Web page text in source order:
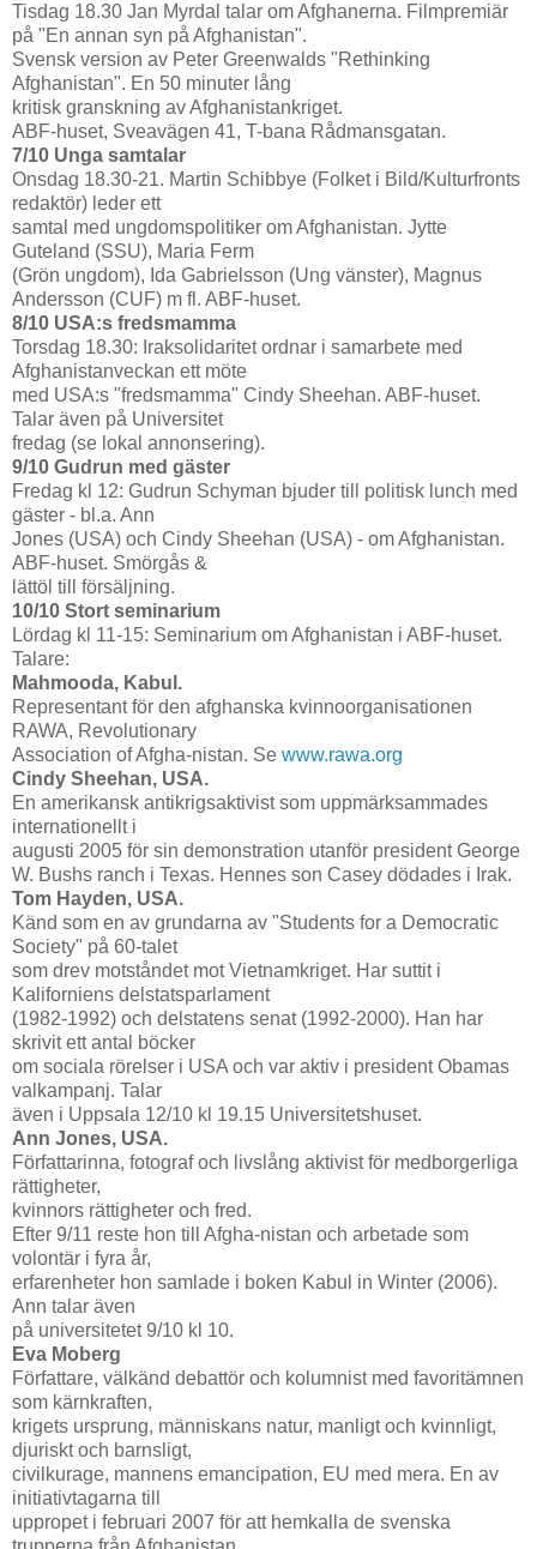
Tisdag 18.30 Jan Myrdal talar om Afghanerna. Filmpremiär
på "En annan syn på Afghanistan".
Svensk version av Peter Greenwalds "Rethinking
Afghanistan". En 50 minuter lång
kritisk granskning av Afghanistankriget.
ABF-huset, Sveavägen 41, T-bana Rådmansgatan.
7/10 Unga samtalar
Onsdag 18.30-21. Martin Schibbye (Folket i Bild/Kulturfronts
redaktör) leder ett
samtal med ungdomspolitiker om Afghanistan. Jytte
Guteland (SSU), Maria Ferm
(Grön ungdom), Ida Gabrielsson (Ung vänster), Magnus
Andersson (CUF) m fl. ABF-huset.
8/10 USA:s fredsmamma
Torsdag 18.30: Iraksolidaritet ordnar i samarbete med
Afghanistanveckan ett möte
med USA:s "fredsmamma" Cindy Sheehan. ABF-huset.
Talar även på Universitet
fredag (se lokal annonsering).
9/10 Gudrun med gäster
Fredag kl 12: Gudrun Schyman bjuder till politisk lunch med
gäster - bl.a. Ann
Jones (USA) och Cindy Sheehan (USA) - om Afghanistan.
ABF-huset. Smörgås &
lättöl till försäljning.
10/10 Stort seminarium
Lördag kl 11-15: Seminarium om Afghanistan i ABF-huset.
Talare:
Mahmooda, Kabul.
Representant för den afghanska kvinnoorganisationen
RAWA, Revolutionary
Association of Afgha-nistan. Se www.rawa.org
Cindy Sheehan, USA.
En amerikansk antikrigsaktivist som uppmärksammades
internationellt i
augusti 2005 för sin demonstration utanför president George
W. Bushs ranch i Texas. Hennes son Casey dödades i Irak.
Tom Hayden, USA.
Känd som en av grundarna av "Students for a Democratic
Society" på 60-talet
som drev motståndet mot Vietnamkriget. Har suttit i
Kaliforniens delstatsparlament
(1982-1992) och delstatens senat (1992-2000). Han har
skrivit ett antal böcker
om sociala rörelser i USA och var aktiv i president Obamas
valkampanj. Talar
även i Uppsala 12/10 kl 19.15 Universitetshuset.
Ann Jones, USA.
Författarinna, fotograf och livslång aktivist för medborgerliga
rättigheter,
kvinnors rättigheter och fred.
Efter 9/11 reste hon till Afgha-nistan och arbetade som
volontär i fyra år,
erfarenheter hon samlade i boken Kabul in Winter (2006).
Ann talar även
på universitetet 9/10 kl 10.
Eva Moberg
Författare, välkänd debattör och kolumnist med favoritämnen
som kärnkraften,
krigets ursprung, människans natur, manligt och kvinnligt,
djuriskt och barnsligt,
civilkurage, mannens emancipation, EU med mera. En av
initiativtagarna till
uppropet i februari 2007 för att hemkalla de svenska